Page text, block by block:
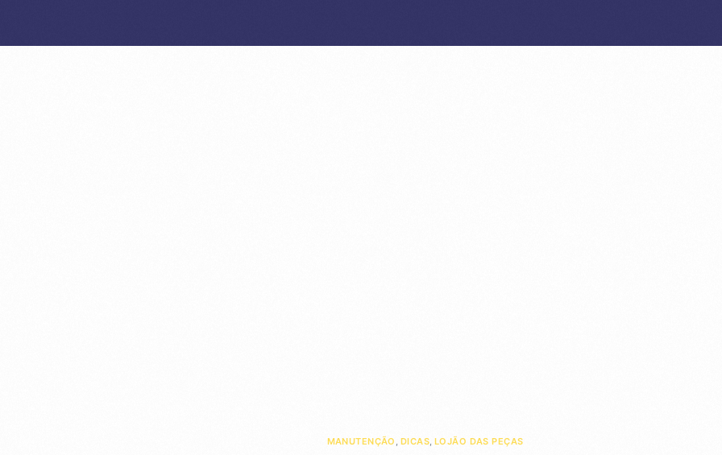
MANUTENÇÃO , DICAS, LOJÃO DAS PEÇAS